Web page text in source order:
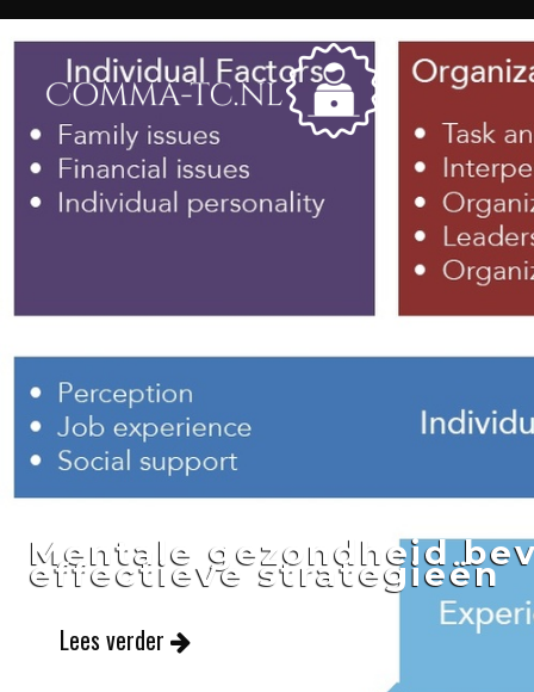
Mentale gezondheid
effectieve strategieën
Lees verder